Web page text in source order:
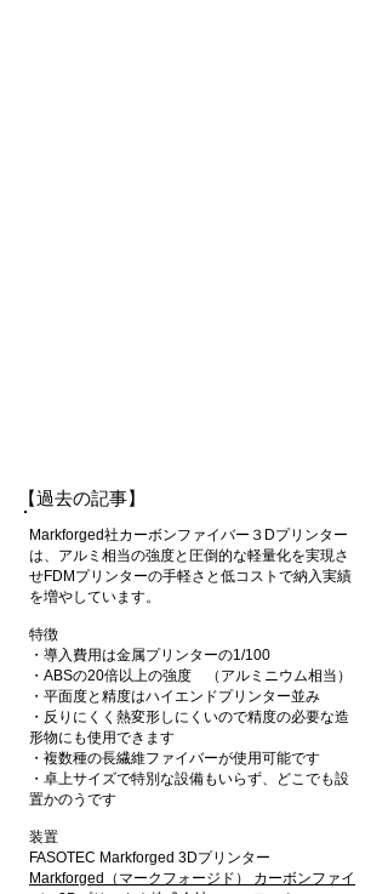
【過去の記事】
Markforged社カーボンファイバー３Dプリンター
は、アルミ相当の強度と圧倒的な軽量化を実現さ
せFDMプリンターの手軽さと低コストで納入実績
を増やしています。
特徴
・導入費用は金属プリンターの1/100
・ABSの20倍以上の強度 （アルミニウム相当）
・平面度と精度はハイエンドプリンター並み
・反りにくく熱変形しにくいので精度の必要な造
形物にも使用できます
・複数種の長繊維ファイバーが使用可能です
・卓上サイズで特別な設備もいらず、どこでも設
置かのうです
装置
FASOTEC Markforged 3Dプリンター
Markforged（マークフォージド） カーボンファイ